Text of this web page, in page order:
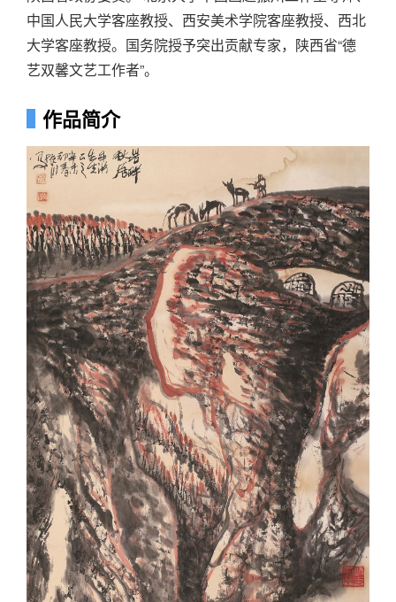
中国人民大学客座教授、西安美术学院客座教授、西北
大学客座教授。国务院授予突出贡献专家，陕西省“德
艺双馨文艺工作者”。
作品简介